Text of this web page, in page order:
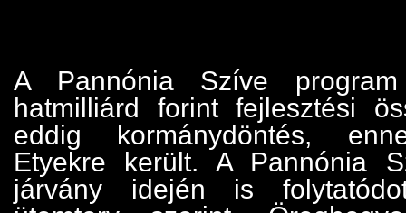
A Pannónia Szíve
hatmilliárd forint fejlesztési
eddig kormánydöntés,
Etyekre került. A Pannónia
járvány idején is